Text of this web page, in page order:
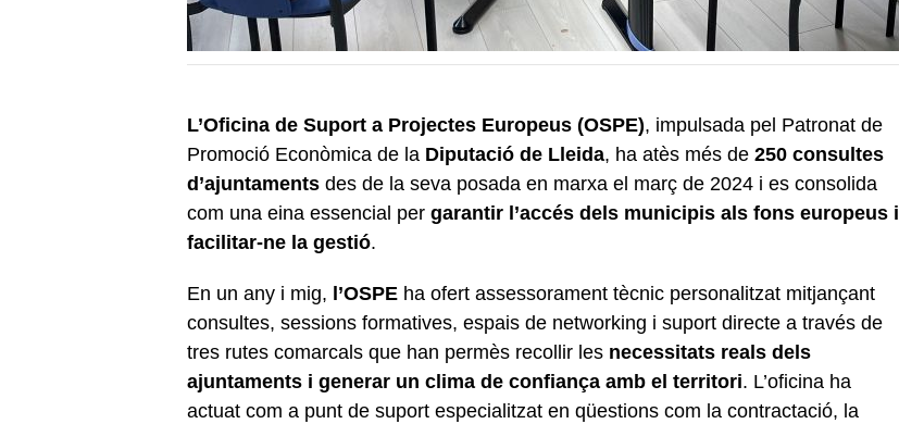
L’Oficina de Suport a Projectes Europeus (OSPE), impulsada pel Patronat de
Promoció Econòmica de la Diputació de Lleida, ha atès més de 250 consultes
d’ajuntaments des de la seva posada en marxa el març de 2024 i es consolida
com una eina essencial per garantir l’accés dels municipis als fons europeus i
facilitar-ne la gestió.
En un any i mig, l’OSPE ha ofert assessorament tècnic personalitzat mitjançant
consultes, sessions formatives, espais de networking i suport directe a través de
tres rutes comarcals que han permès recollir les necessitats reals dels
ajuntaments i generar un clima de confiança amb el territori. L’oficina ha
actuat com a punt de suport especialitzat en qüestions com la contractació, la